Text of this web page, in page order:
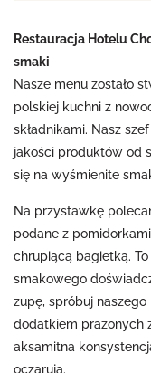
Restauracja Hotelu
smaki
Nasze menu zostało
polskiej kuchni z
składnikami. Nasz
jakości produktów od
się na wyśmienite
Na przystawkę
podane z
chrupiącą bagietką.
smakowego
zupę, spróbuj
dodatkiem prażonych
aksamitna
oczarują.